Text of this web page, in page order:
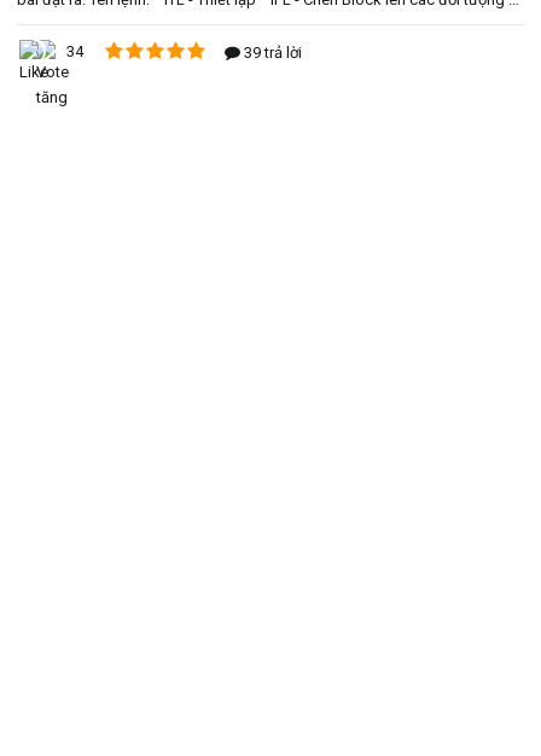
34 39 trả lời